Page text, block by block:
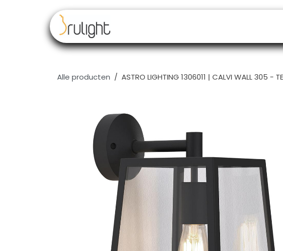
Alle producten ASTRO LIGHTING 1306011 | CALVI WALL 305 -